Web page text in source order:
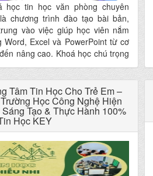
học tin học văn phòng chuyên
chương trình đào tạo bài bản,
vào việc giúp học viên nắm
Word, Excel và PowerPoint từ cơ
nâng cao. Khoá học chú trọng
thực hành, xử lý công việc
đi làm và cả người mất gốc
văn phòng.
Tâm Tin Học Cho Trẻ Em –
Học Công Nghệ Hiện
Tạo & Thực Hành 100%
Học KEY